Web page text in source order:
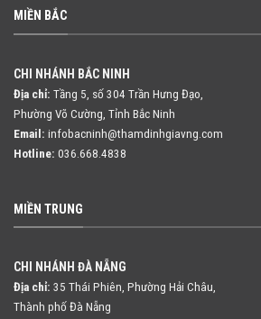
MIỀN BẮC
CHI NHÁNH BẮC NINH
Địa chỉ: Tầng 5, số 304 Trần Hưng Đạo,
Phường Võ Cường, Tỉnh Bắc Ninh
Email: infobacninh@thamdinhgiavng.com
Hotline: 036.668.4838
MIỀN TRUNG
CHI NHÁNH ĐÀ NẴNG
Địa chỉ: 35 Thái Phiên, Phường Hải Châu,
Thành phố Đà Nẵng